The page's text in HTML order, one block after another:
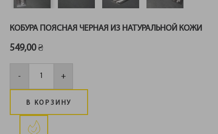
КОБУРА ПОЯСНАЯ ЧЕРНАЯ ИЗ НАТУРАЛЬНОЙ КОЖИ
549,00₴
-
Количество
товара
Кобура
черная
натуральной
+
В КОРЗИНУ